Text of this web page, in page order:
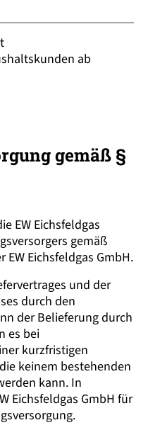
ab
gemäß §
EW Eichsfeldgas
gemäß
EW Eichsfeldgas GmbH.
und der
durch den
der Belieferung durch
es bei
kurzfristigen
keinem bestehenden
kann. In
Eichsfeldgas GmbH für